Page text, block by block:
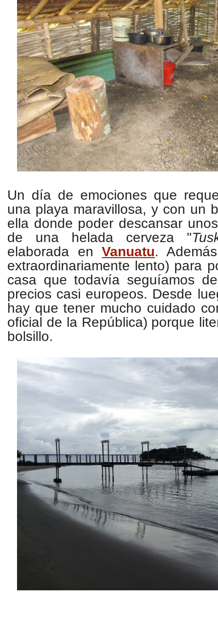
Un día de emociones que
una playa maravillosa, y con un
ella donde poder descansar
de una helada cerveza "
elaborada en
Vanuatu.
extraordinariamente lento) para
casa que todavía seguíamos
precios casi europeos. Desde
hay que tener mucho cuidado
oficial de la República) porque
bolsillo.